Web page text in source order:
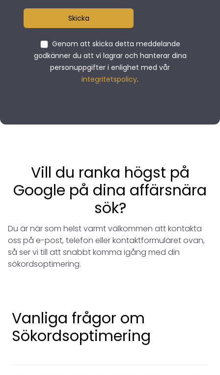
Skicka
Genom att skicka detta meddelande
godkänner du att vi lagrar och hanterar dina
personuppgifter i enlighet med vår
integritetspolicy.
Vill du ranka högst på
Google på dina affärsnära
sök?
Du är när som helst varmt välkommen att kontakta
oss på e-post, telefon eller kontaktformuläret ovan,
så ser vi till att snabbt komma igång med din
sökordsoptimering.
Vanliga frågor om
Sökordsoptimering